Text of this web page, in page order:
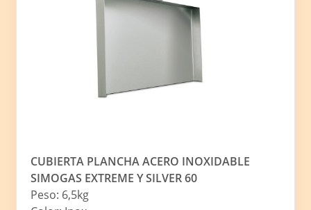
CUBIERTA PLANCHA ACERO INOXIDABLE
SIMOGAS EXTREME Y SILVER 60
Peso: 6,5kg